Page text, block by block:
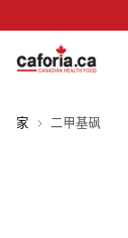
家 二甲基砜